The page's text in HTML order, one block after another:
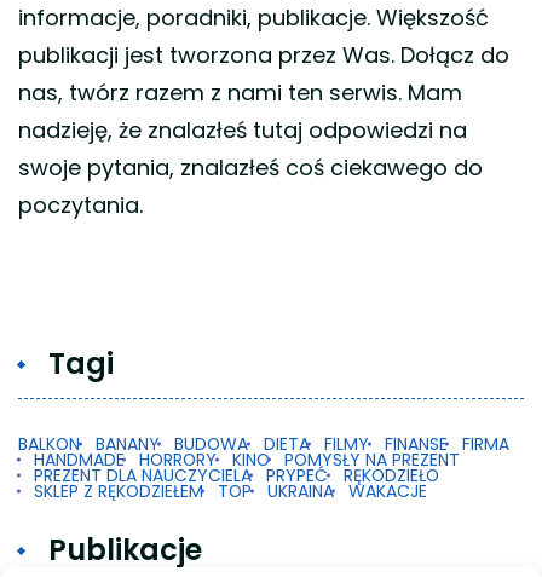
informacje, poradniki, publikacje. Większość
publikacji jest tworzona przez Was. Dołącz do
nas, twórz razem z nami ten serwis. Mam
nadzieję, że znalazłeś tutaj odpowiedzi na
swoje pytania, znalazłeś coś ciekawego do
poczytania.
Tagi
BALKON BANANY BUDOWA DIETA FILMY FINANSE FIRMA
HANDMADE HORRORY KINO POMYSŁY NA PREZENT
PREZENT DLA NAUCZYCIELA PRYPEĆ RĘKODZIEŁO
SKLEP Z RĘKODZIEŁEM TOP UKRAINA WAKACJE
Publikacje